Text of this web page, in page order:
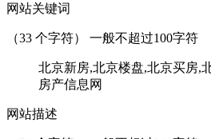
网站关键词
（33 个字符） 一般不超过100字符
北京新房,北京楼盘,北京买房,
房产信息网
网站描述